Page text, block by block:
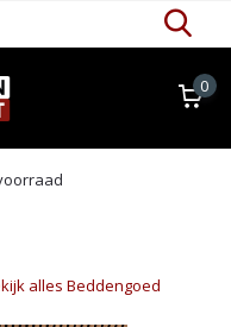
0
1-5 werkdagen
alles Beddengoed